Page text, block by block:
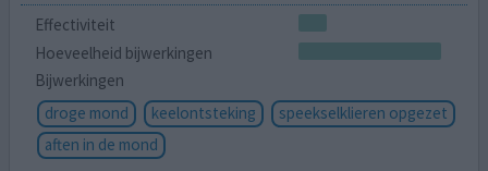
Effectiviteit
Hoeveelheid bijwerkingen
Bijwerkingen
droge mond
keelontsteking
speekselklieren opgezet
aften in de mond